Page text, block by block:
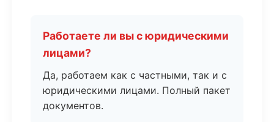
Работаете ли вы с юридическими
лицами?
Да, работаем как с частными, так и с
юридическими лицами. Полный пакет
документов.